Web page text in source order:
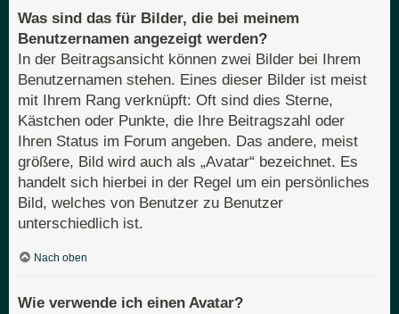
Was sind das für Bilder, die bei meinem
Benutzernamen angezeigt werden?
In der Beitragsansicht können zwei Bilder bei Ihrem
Benutzernamen stehen. Eines dieser Bilder ist meist
mit Ihrem Rang verknüpft: Oft sind dies Sterne,
Kästchen oder Punkte, die Ihre Beitragszahl oder
Ihren Status im Forum angeben. Das andere, meist
größere, Bild wird auch als „Avatar“ bezeichnet. Es
handelt sich hierbei in der Regel um ein persönliches
Bild, welches von Benutzer zu Benutzer
unterschiedlich ist.
Nach oben
Wie verwende ich einen Avatar?